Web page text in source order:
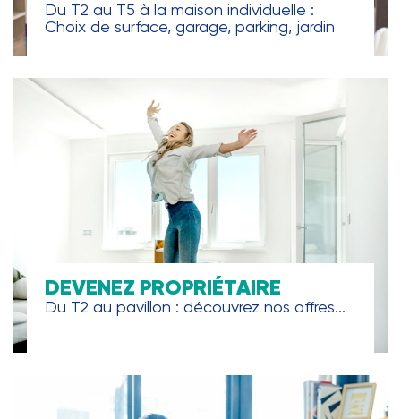
Du T2 au T5 à la maison individuelle :
Choix de surface, garage, parking, jardin
DEVENEZ PROPRIÉTAIRE
Du T2 au pavillon : découvrez nos offres...